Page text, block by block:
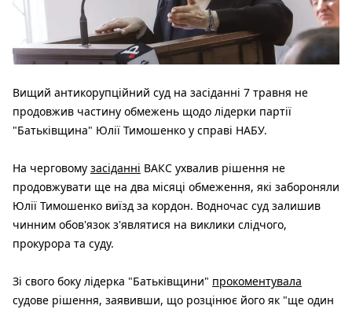
Вищий антикорупційний суд на засіданні 7 травня не
продовжив частину обмежень щодо лідерки партії
"Батьківщина" Юлії Тимошенко у справі НАБУ.
На черговому засіданні ВАКС ухвалив рішення не
продовжувати ще на два місяці обмеження, які забороняли
Юлії Тимошенко виїзд за кордон. Водночас суд залишив
чинним обов'язок з'являтися на виклики слідчого,
прокурора та суду.
Зі свого боку лідерка "Батьківщини" прокоментувала
судове рішення, заявивши, що розцінює його як "ще один